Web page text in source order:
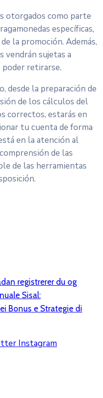
otorgados como parte
específicas,
la promoción. Además,
vendrán sujetas a
poder retirarse.
desde la preparación de
de los cálculos del
correctos, estarás en
tu cuenta de forma
en la atención al
de las
de las herramientas
registrerer du og
Sisal:
Bonus e Strategie di
Instagram